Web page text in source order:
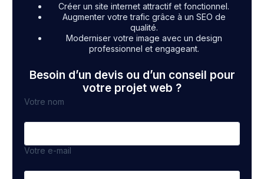
Créer un site internet attractif et fonctionnel.
Augmenter votre trafic grâce à un SEO de
qualité.
Moderniser votre image avec un design
professionnel et engageant.
Besoin d’un devis ou d’un conseil pour
votre projet web ?
Votre nom
Votre e-mail